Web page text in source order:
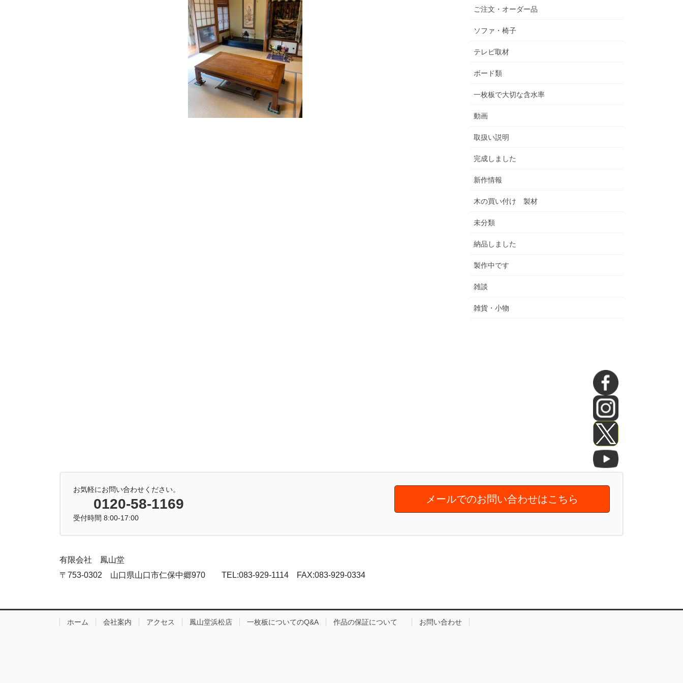
ご注文・オーダー品
ソファ・椅子
テレビ取材
ボード類
一枚板で大切な含水率
動画
取扱い説明
完成しました
新作情報
木の買い付け 製材
未分類
納品しました
製作中です
雑談
雑貨・小物
お気軽にお問い合わせください。
0120-58-1169
受付時間 8:00-17:00
メールでのお問い合わせはこちら
有限会社 鳳山堂
〒753-0302 山口県山口市仁保中郷970 TEL:083-929-1114 FAX:083-929-0334
ホーム 会社案内 アクセス 鳳山堂浜松店 一枚板についてのQ&A 作品の保証について お問い合わせ